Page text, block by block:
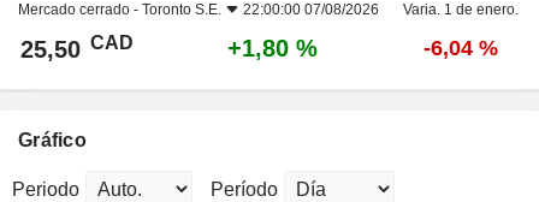
Mercado cerrado - Toronto S.E. 22:00:00 07/08/2026 Varia. 1 de enero.
25,50 CAD +1,80 % -6,04 %
Gráfico
Periodo Período